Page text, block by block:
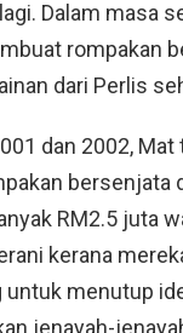
Dalam masa
rompakan
dari Perlis
dan 2002,
bersenjata
RM2.5 juta
kerana
untuk menutup
jenayah-